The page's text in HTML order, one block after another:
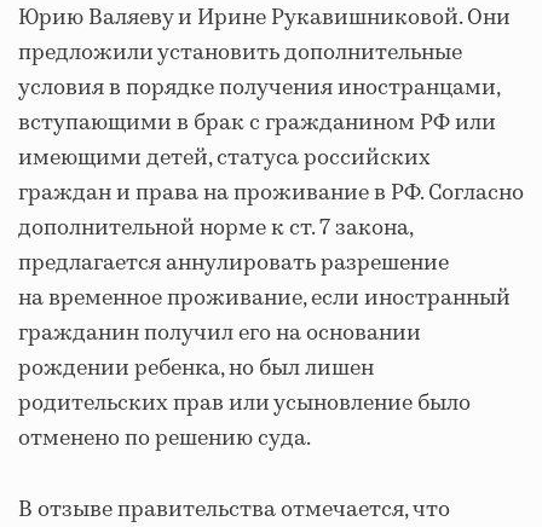
Юрию Валяеву и Ирине Рукавишниковой. Они
предложили установить дополнительные
условия в порядке получения иностранцами,
вступающими в брак с гражданином РФ или
имеющими детей, статуса российских
граждан и права на проживание в РФ. Согласно
дополнительной норме к ст. 7 закона,
предлагается аннулировать разрешение
на временное проживание, если иностранный
гражданин получил его на основании
рождении ребенка, но был лишен
родительских прав или усыновление было
отменено по решению суда.
В отзыве правительства отмечается, что